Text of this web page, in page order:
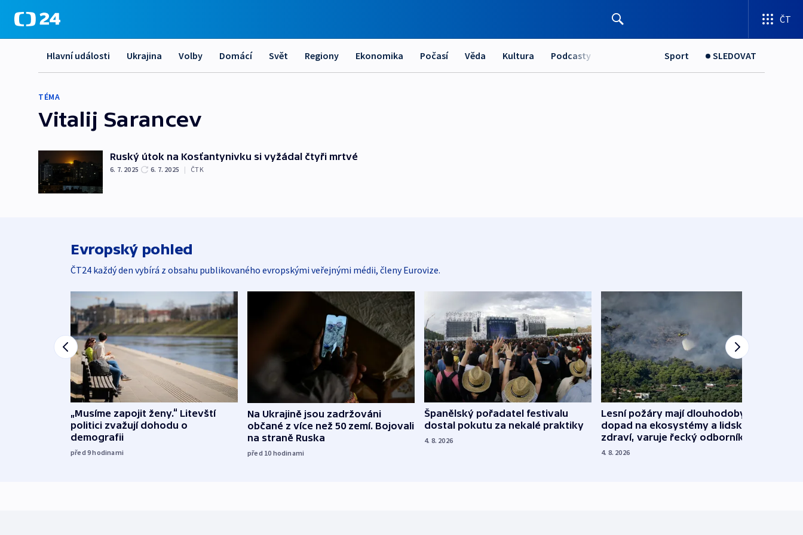
ČT
Hlavní události Ukrajina Volby Domácí Svět Regiony Ekonomika Počasí Věda Kultura Podcasty Sport SLEDOVAT
TÉMA
Vitalij Sarancev
Ruský útok na Kosťantynivku si vyžádal čtyři mrtvé
6. 7. 2025 6. 7. 2025 | ČTK
Evropský pohled
ČT24 každý den vybírá z obsahu publikovaného evropskými veřejnými médii, členy Eurovize.
„Musíme zapojit ženy.“ Litevští
politici zvažují dohodu o
demografii
před 9hodinami
Na Ukrajině jsou zadržováni
občané z více než 50 zemí. Bojovali
na straně Ruska
před 10 hodinami
Španělský pořadatel festivalu
dostal pokutu za nekalé praktiky
4. 8. 2026
Lesní požáry mají dlouhodobý
dopad na ekosystémy a lidské
zdraví, varuje řecký odborník
4. 8. 2026